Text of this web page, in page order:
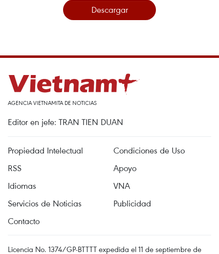
Descargar
AGENCIA VIETNAMITA DE NOTICIAS
Editor en jefe: TRAN TIEN DUAN
Propiedad Intelectual
Condiciones de Uso
RSS
Apoyo
Idiomas
VNA
Servicios de Noticias
Publicidad
Contacto
Licencia No. 1374/GP-BTTTT expedida el 11 de septiembre de